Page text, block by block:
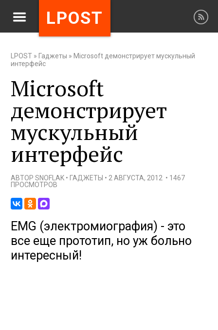
LPOST
LPOST » Гаджеты » Microsoft демонстрирует мускульный
интерфейс
Microsoft
демонстрирует
мускульный
интерфейс
АВТОРSNOFLAK • ГАДЖЕТЫ • 2 АВГУСТА, 2012 • 1467
ПРОСМОТРОВ
EMG (электромиография) - это
все еще прототип, но уж больно
интересный!